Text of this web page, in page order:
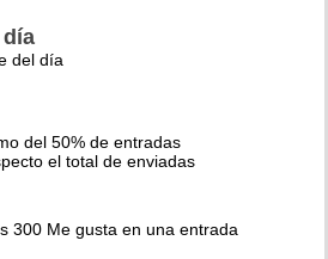
del día
del 50% de entradas
el total de enviadas
300 Me gusta en una entrada